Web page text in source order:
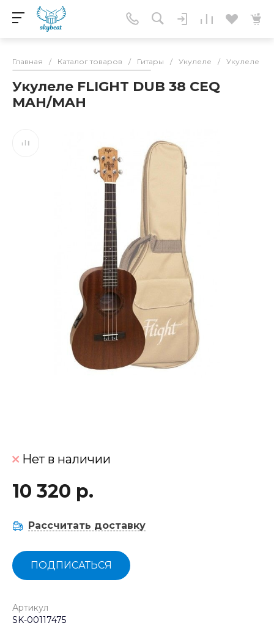
Главная / Каталог товаров / Гитары / Укулеле / Укулеле
Укулеле FLIGHT DUB 38 CEQ
MAH/MAH
Нет в наличии
10 320 р.
Рассчитать доставку
ПОДПИСАТЬСЯ
Артикул
SK-00117475